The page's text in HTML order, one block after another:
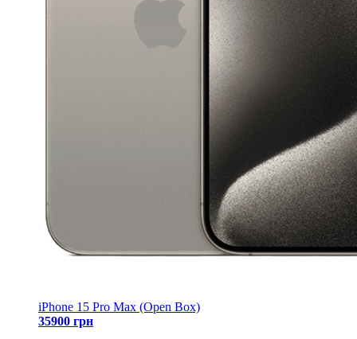
iPhone 15 Pro Max (Open Box)
35900 грн